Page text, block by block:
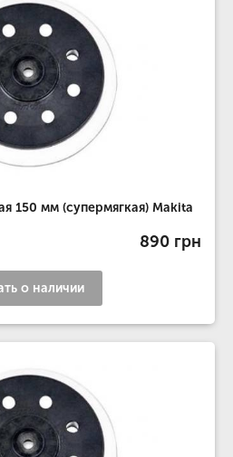
150 мм (супермягкая) Makita
890 грн
о наличии